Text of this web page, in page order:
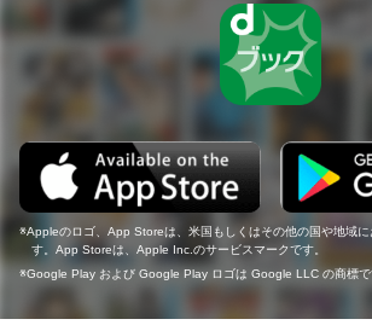
Appleのロゴ、App Storeは、米国もしくはその他の国や地域
す。App Storeは、Apple Inc.のサービスマークです。
Google Play および Google Play ロゴは Google LLC の商標で